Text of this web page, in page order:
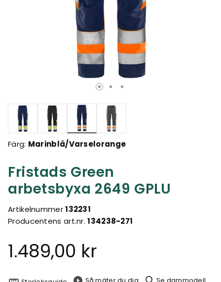
Fristads Green
arbetsbyxa 2649 GPLU
Artikelnummer132231
Producentens art.nr.134238-271
1.489,00 kr
Valda
Färg: Marinblå/Varselorange